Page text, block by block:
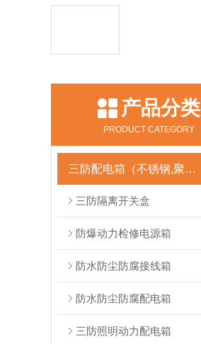
产品分类
PRODUCT CATEGORY
三防配电箱（不锈钢,聚酯树脂）
三防隔离开关盒
防爆动力检修电源箱
防水防尘防腐接线箱
防水防尘防腐配电箱
三防照明动力配电箱